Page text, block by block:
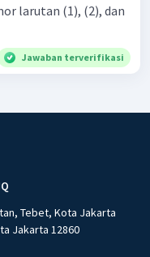
larutan (1), (2), dan
Jawaban terverifikasi
Tebet, Kota Jakarta
Jakarta 12860